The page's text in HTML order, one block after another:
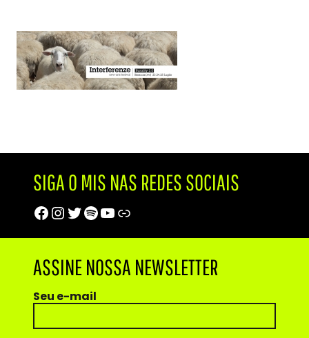
SIGA O MIS NAS REDES SOCIAIS
Facebook
Instagram
Twitter
Spotify
Youtube
Trip Advisor
ASSINE NOSSA NEWSLETTER
Seu e-mail